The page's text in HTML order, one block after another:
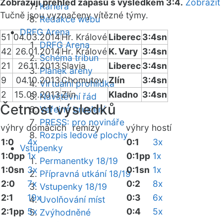
Kariéra
Redakce webu
DRFG Arena
DRFG Arena
Schéma tribun
Plánek areny
Virtuální prohlídka
Návštěvní řád
Veřejné bruslení
PRESS: pro novináře
Rozpis ledové plochy
Vstupenky
Permanentky 18/19
Přípravná utkání 18/19
Vstupenky 18/19
Uvolňování míst
Zvýhodněné
Zobrazuji přehled zápasů s výsledkem 3:4. Zobrazit
Tučně jsou vyznačeny vítězné týmy.
51 04.03.2014Hr. KrálovéLiberec3:4sn
42 26.01.2014Hr. KrálovéK. Vary 3:4sn
21
26.11.2013 Slavia Liberec3:4sn
9
04.10.2013Chomutov Zlín
3:4sn
2
15.09.2013Zlín Kladno 3:4sn
Četnost výsledků
výhry domácích remízyvýhry hostí
1:0
4x
1:0pp 1x
1:0sn 3x
2:0
7x
2:1
19x
2:1pp 5x
0:1
3x
0:1pp 1x
0:1sn 1x
0:2
8x
0:3
6x
0:4
5x